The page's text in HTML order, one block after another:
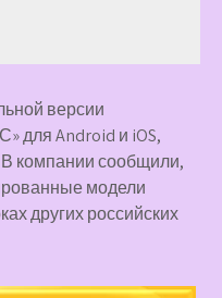
версии
для Android и iOS,
компании сообщили,
модели
других российских